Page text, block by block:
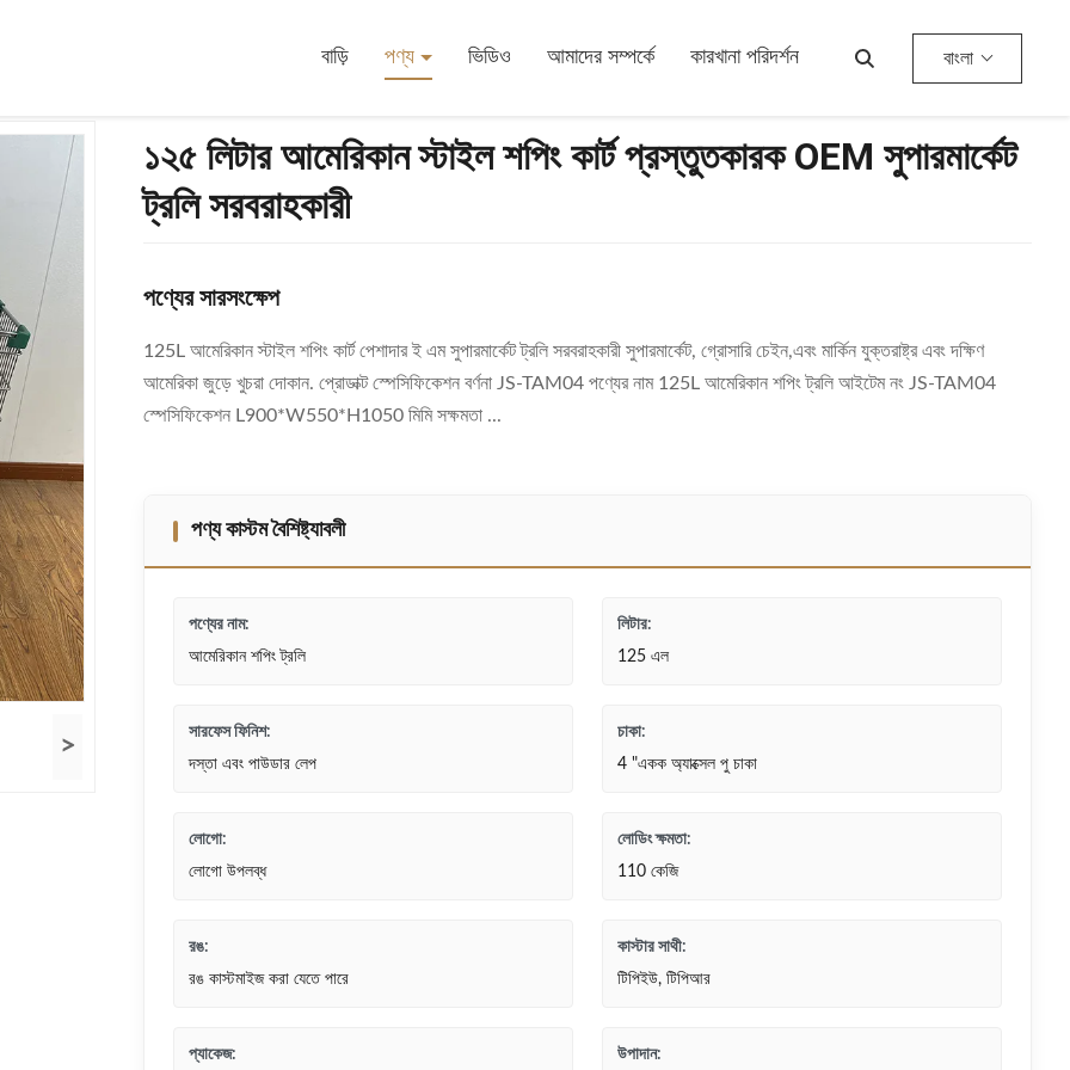
বাড়ি পণ্য ভিডিও আমাদের সম্পর্কে কারখানা পরিদর্শন বাংলা
>
১২৫ লিটার আমেরিকান স্টাইল শপিং কার্ট প্রস্তুতকারক OEM সুপারমার্কেট
ট্রলি সরবরাহকারী
পণ্যের সারসংক্ষেপ
125L আমেরিকান স্টাইল শপিং কার্ট পেশাদার ই এম সুপারমার্কেট ট্রলি সরবরাহকারী সুপারমার্কেট, গ্রোসারি চেইন,এবং মার্কিন যুক্তরাষ্ট্র এবং দক্ষিণ
আমেরিকা জুড়ে খুচরা দোকান. প্রোডাক্ট স্পেসিফিকেশন বর্ণনা JS-TAM04 পণ্যের নাম 125L আমেরিকান শপিং ট্রলি আইটেম নং JS-TAM04
স্পেসিফিকেশন L900*W550*H1050 মিমি সক্ষমতা ...
পণ্য কাস্টম বৈশিষ্ট্যাবলী
পণ্যের নাম:
আমেরিকান শপিং ট্রলি
লিটার:
125 এল
সারফেস ফিনিশ:
দস্তা এবং পাউডার লেপ
চাকা:
4 "একক অ্যাক্সেল পু চাকা
লোগো:
লোগো উপলব্ধ
লোডিং ক্ষমতা:
110 কেজি
রঙ:
রঙ কাস্টমাইজ করা যেতে পারে
কাস্টার সাথী:
টিপিইউ, টিপিআর
প্যাকেজ: উপাদান: